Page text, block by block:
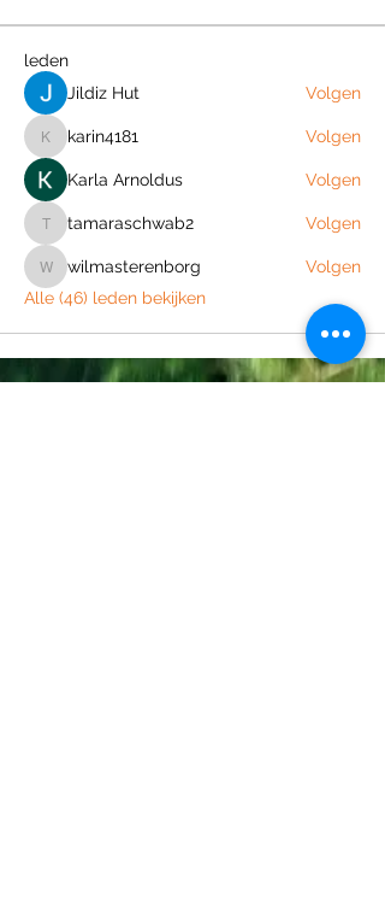
leden
Jildiz Hut
Volgen
karin4181
karin4181 Volgen
Karla Arnoldus Volgen
tamaraschwab2
tamaraschwab2 Volgen
wilmasterenborg
wilmasterenborg
Volgen
Alle (46) leden bekijken